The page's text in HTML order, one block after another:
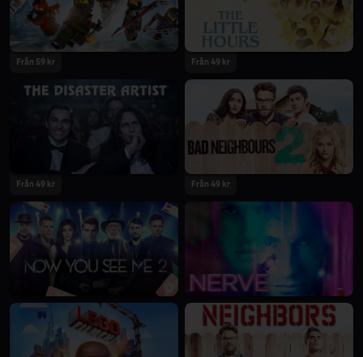
Från 59 kr Från 49 kr
Från 49 kr Från 49 kr